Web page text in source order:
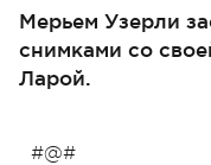
Мерьем Узерли
снимками со
Ларой.
#@#